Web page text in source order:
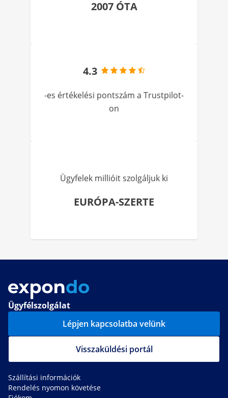
2007 ÓTA
4.3
-es értékelési pontszám a Trustpilot-
on
Ügyfelek millióit szolgáljuk ki
EURÓPA-SZERTE
Ügyfélszolgálat
Lépjen kapcsolatba velünk
Visszaküldési portál
Szállítási információk
Rendelés nyomon követése